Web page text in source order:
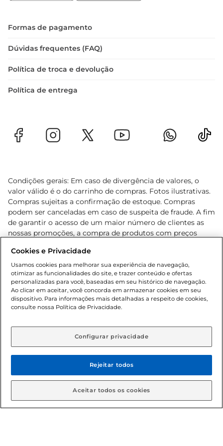
Este produto é ideal para quem busca uma
Filezinho FGO Sassami Korin Org, você tem a
família, sem abrir mão do sabor e da praticidade.
refeições e descubra como é fácil comer bem
Formas de pagamento
Dúvidas frequentes (FAQ)
Política de troca e devolução
Política de entrega
Condições gerais: Em caso de divergência de valores, o
valor válido é o do carrinho de compras. Fotos ilustrativas.
Compras sujeitas a confirmação de estoque. Compras
podem ser canceladas em caso de suspeita de fraude. A fim
de garantir o acesso de um maior número de clientes as
nossas promoções, a compra de produtos com preços
cliente. Os preços, ofertas e condições são exclusivos para
o e-commerce e válidos durante o dia de hoje, podendo
sofrer alterações sem prévia notificação. Proibida a venda
de bebidas alcoólicas para menores de 18 anos, conforme
Lei n.º 8069/90, art. 81, inciso II (Estatuto da Criança e do
Adolescente). Preços e condições exclusivos para o
aviso prévio. O valor mínimo para as compras on-line é de
© 2026 Copyright. Todos os direitos
reservados Gbarbosa.
Cookies e Privacidade
Usamos cookies para melhorar sua experiência de navegação,
otimizar as funcionalidades do site, e trazer conteúdo e ofertas
personalizadas para você, baseadas em seu histórico de navegação.
Ao clicar em aceitar, você concorda em armazenar cookies em seu
dispositivo. Para informações mais detalhadas a respeito de cookies,
consulte nossa Política de Privacidade.
Configurar privacidade
Rejeitar todos
Aceitar todos os cookies